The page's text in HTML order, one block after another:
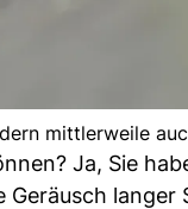
mittlerweile
Ja, Sie
langer